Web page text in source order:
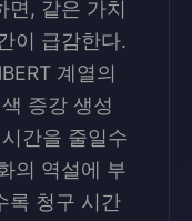
면, 같은 가치
이 급감한다.
계열의
증강 생성
간을 줄일수
의 역설에 부
록 청구 시간